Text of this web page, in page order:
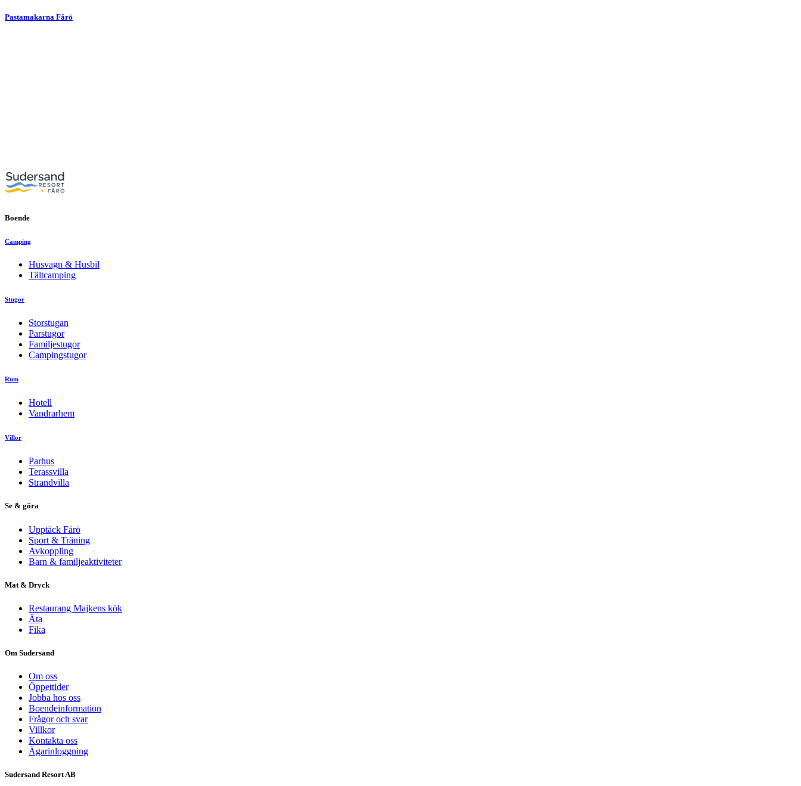
Pastamakarna Fårö
Boende
Camping
Husvagn & Husbil
Tältcamping
Stugor
Storstugan
Parstugor
Familjestugor
Campingstugor
Rum
Hotell
Vandrarhem
Villor
Parhus
Terassvilla
Strandvilla
Se & göra
Upptäck Fårö
Sport & Träning
Avkoppling
Barn & familjeaktiviteter
Mat & Dryck
Restaurang Majkens kök
Äta
Fika
Om Sudersand
Om oss
Öppettider
Jobba hos oss
Boendeinformation
Frågor och svar
Villkor
Kontakta oss
Ägarinloggning
Sudersand Resort AB